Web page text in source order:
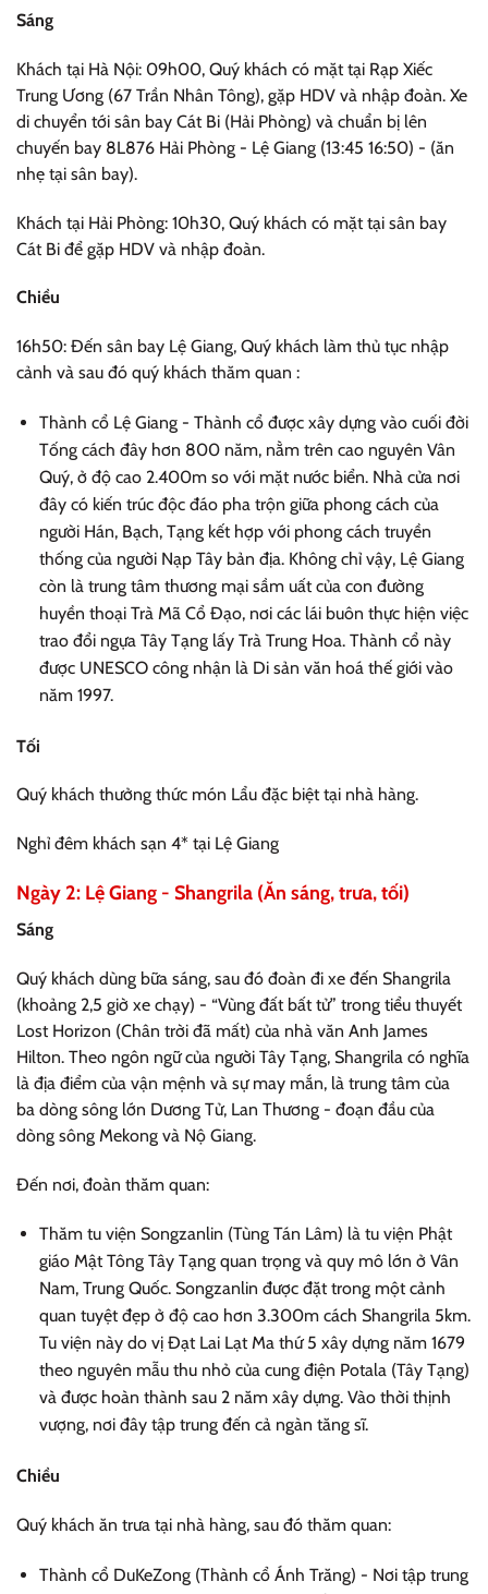
Sáng
Khách tại Hà Nội: 09h00, Quý khách có mặt tại Rạp Xiếc
Trung Ương (67 Trần Nhân Tông), gặp HDV và nhập đoàn. Xe
di chuyển tới sân bay Cát Bi (Hải Phòng) và chuẩn bị lên
chuyến bay 8L876 Hải Phòng - Lệ Giang (13:45 16:50) - (ăn
nhẹ tại sân bay).
Khách tại Hải Phòng: 10h30, Quý khách có mặt tại sân bay
Cát Bi để gặp HDV và nhập đoàn.
Chiều
16h50: Đến sân bay Lệ Giang, Quý khách làm thủ tục nhập
cảnh và sau đó quý khách thăm quan :
Thành cổ Lệ Giang - Thành cổ được xây dựng vào cuối đời
Tống cách đây hơn 800 năm, nằm trên cao nguyên Vân
Quý, ở độ cao 2.400m so với mặt nước biển. Nhà cửa nơi
đây có kiến trúc độc đáo pha trộn giữa phong cách của
người Hán, Bạch, Tạng kết hợp với phong cách truyền
thống của người Nạp Tây bản địa. Không chỉ vậy, Lệ Giang
còn là trung tâm thương mại sầm uất của con đường
huyền thoại Trà Mã Cổ Đạo, nơi các lái buôn thực hiện việc
trao đổi ngựa Tây Tạng lấy Trà Trung Hoa. Thành cổ này
được UNESCO công nhận là Di sản văn hoá thế giới vào
năm 1997.
Tối
Quý khách thưởng thức món Lẩu đặc biệt tại nhà hàng.
Nghỉ đêm khách sạn 4* tại Lệ Giang
Ngày 2: Lệ Giang - Shangrila (Ăn sáng, trưa, tối)
Sáng
Quý khách dùng bữa sáng, sau đó đoàn đi xe đến Shangrila
(khoảng 2,5 giờ xe chạy) - “Vùng đất bất tử” trong tiểu thuyết
Lost Horizon (Chân trời đã mất) của nhà văn Anh James
Hilton. Theo ngôn ngữ của người Tây Tạng, Shangrila có nghĩa
là địa điểm của vận mệnh và sự may mắn, là trung tâm của
ba dòng sông lớn Dương Tử, Lan Thương - đoạn đầu của
dòng sông Mekong và Nộ Giang.
Đến nơi, đoàn thăm quan:
Thăm tu viện Songzanlin (Tùng Tán Lâm) là tu viện Phật
giáo Mật Tông Tây Tạng quan trọng và quy mô lớn ở Vân
Nam, Trung Quốc. Songzanlin được đặt trong một cảnh
quan tuyệt đẹp ở độ cao hơn 3.300m cách Shangrila 5km.
Tu viện này do vị Đạt Lai Lạt Ma thứ 5 xây dựng năm 1679
theo nguyên mẫu thu nhỏ của cung điện Potala (Tây Tạng)
và được hoàn thành sau 2 năm xây dựng. Vào thời thịnh
vượng, nơi đây tập trung đến cả ngàn tăng sĩ.
Chiều
Quý khách ăn trưa tại nhà hàng, sau đó thăm quan:
Thành cổ DuKeZong (Thành cổ Ánh Trăng) - Nơi tập trung